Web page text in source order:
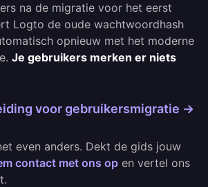
na de migratie voor het eerst
Logto de oude wachtwoordhash
opnieuw met het moderne
Je gebruikers merken er niets
voor gebruikersmigratie →
even anders. Dekt de gids jouw
contact met ons op en vertel ons